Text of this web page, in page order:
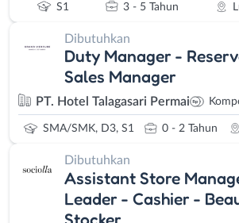
S1 3 - 5 Tahun
Dibutuhkan
Duty Manager -
Sales Manager
PT. Hotel Talagasari Permai
SMA/SMK, D3, S1 0 - 2 Tahun
Dibutuhkan
Assistant Store
Leader - Cashier -